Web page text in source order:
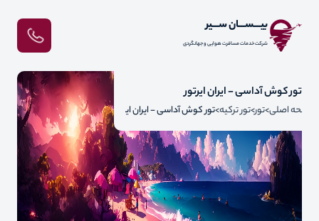
بیـــســـان ســـیر
شرکت خدمات مسافرت هوایی و جهانگردی
تور کوش آداسی - ایران ایرتور
صفحه اصلی تور تور ترکیه تور کوش آداسی - ایران ایرتور